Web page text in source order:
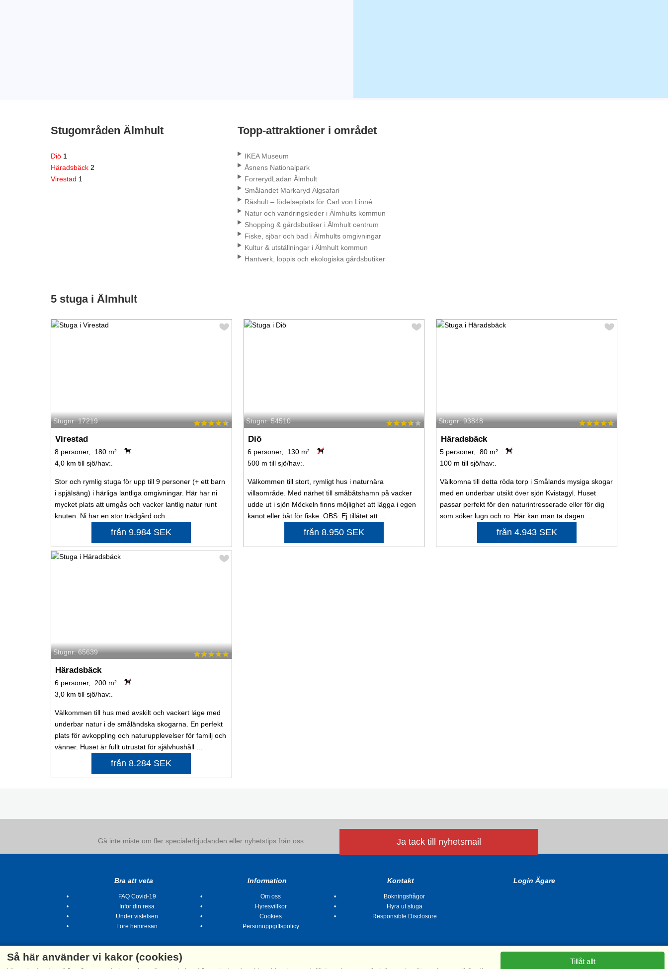
Stugområden Älmhult
Diö 1
Häradsbäck 2
Virestad 1
Topp-attraktioner i området
IKEA Museum
Åsnens Nationalpark
ForrerydLadan Älmhult
Smålandet Markaryd Älgsafari
Råshult – födelseplats för Carl von Linné
Natur och vandringsleder i Älmhults kommun
Shopping & gårdsbutiker i Älmhult centrum
Fiske, sjöar och bad i Älmhults omgivningar
Kultur & utställningar i Älmhult kommun
Hantverk, loppis och ekologiska gårdsbutiker
5 stuga i Älmhult
Stugnr: 17219
Virestad
8 personer, 180 m²
4,0 km till sjö/hav:.
Stor och rymlig stuga för upp till 9 personer (+ ett barn
i spjälsäng) i härliga lantliga omgivningar. Här har ni
mycket plats att umgås och vacker lantlig natur runt
knuten. Ni har en stor trädgård och ...
från 9.984 SEK
Stugnr: 54510
Diö
6 personer, 130 m²
500 m till sjö/hav:.
Välkommen till stort, rymligt hus i naturnära
villaområde. Med närhet till småbåtshamn på vacker
udde ut i sjön Möckeln finns möjlighet att lägga i egen
kanot eller båt för fiske. OBS: Ej tillåtet att ...
från 8.950 SEK
Stugnr: 93848
Häradsbäck
5 personer, 80 m²
100 m till sjö/hav:.
Välkomna till detta röda torp i Smålands mysiga skogar
med en underbar utsikt över sjön Kvistagyl. Huset
passar perfekt för den naturintresserade eller för dig
som söker lugn och ro. Här kan man ta dagen ...
från 4.943 SEK
Stugnr: 65639
Häradsbäck
6 personer, 200 m²
3,0 km till sjö/hav:.
Välkommen till hus med avskilt och vackert läge med
underbar natur i de småländska skogarna. En perfekt
plats för avkoppling och naturupplevelser för familj och
vänner. Huset är fullt utrustat för självhushåll ...
från 8.284 SEK
Gå inte miste om fler specialerbjudanden eller nyhetstips från oss. Ja tack till nyhetsmail
Bra att veta
FAQ Covid-19
Inför din resa
Under vistelsen
Före hemresan
Information
Om oss
Hyresvillkor
Cookies
Personuppgiftspolicy
Kontakt
Bokningsfrågor
Hyra ut stuga
Responsible Disclosure
Login Ägare
Så här använder vi kakor (cookies) Tillåt allt